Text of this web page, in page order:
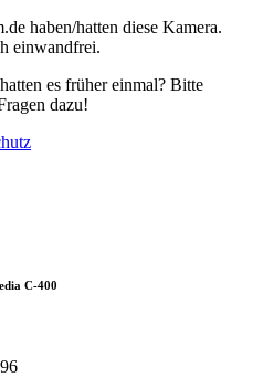
haben/hatten diese Kamera.
einwandfrei.
es früher einmal? Bitte
dazu!
C-400